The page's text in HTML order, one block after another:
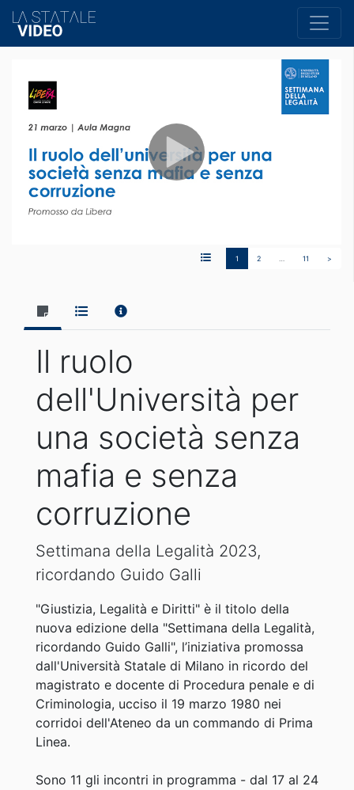
1 2 11 >
Il ruolo
dell'Università per
una società senza
mafia e senza
corruzione
Settimana della Legalità 2023,
ricordando Guido Galli
"Giustizia, Legalità e Diritti" è il titolo della
nuova edizione della "Settimana della Legalità,
ricordando Guido Galli", l’iniziativa promossa
dall'Università Statale di Milano in ricordo del
magistrato e docente di Procedura penale e di
Criminologia, ucciso il 19 marzo 1980 nei
corridoi dell'Ateneo da un commando di Prima
Linea.
Sono 11 gli incontri in programma - dal 17 al 24